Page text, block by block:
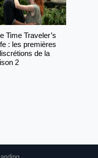
Time Traveler’s
: les premières
de la
2